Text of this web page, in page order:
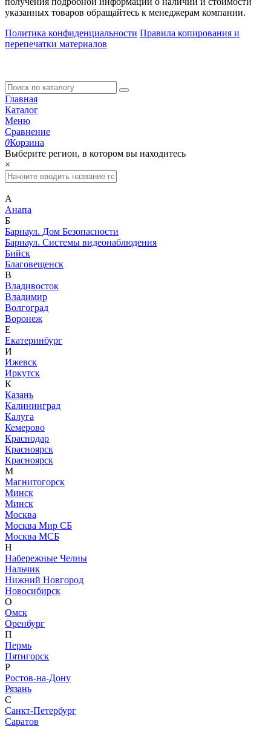
указанных товаров обращайтесь к менеджерам компании.
Политика конфиденциальности Правила копирования и
перепечатки материалов
Главная
Каталог
Меню
Сравнение
0Корзина
Выберите регион, в котором вы находитесь
×
А
Анапа
Б
Барнаул. Дом Безопасности
Барнаул. Системы видеонаблюдения
Бийск
Благовещенск
В
Владивосток
Владимир
Волгоград
Воронеж
Е
Екатеринбург
И
Ижевск
Иркутск
К
Казань
Калининград
Калуга
Кемерово
Краснодар
Красноярск
Красноярск
М
Магнитогорск
Минск
Минск
Москва
Москва Мир СБ
Москва МСБ
Н
Набережные Челны
Нальчик
Нижний Новгород
Новосибирск
О
Омск
Оренбург
П
Пермь
Пятигорск
Р
Ростов-на-Дону
Рязань
С
Санкт-Петербург
Саратов